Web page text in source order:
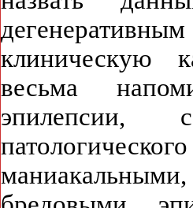
клиническую
весьма
эпилепсии,